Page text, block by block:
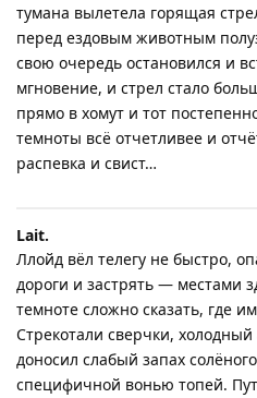
тумана вылетела горящая
перед ездовым животным
свою очередь остановился и
мгновение, и стрел стало
прямо в хомут и тот
темноты всё отчетливее и
распевка и свист…
Lait.​
Ллойд вёл телегу не быстро,
дороги и застрять — местами
темноте сложно сказать, где
Стрекотали сверчки,
доносил слабый запах
специфичной вонью топей.